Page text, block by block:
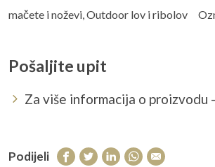
mačete i noževi Outdoor lov i ribolov
Pošaljite upit
Za više informacija o proizvodu
Podijeli